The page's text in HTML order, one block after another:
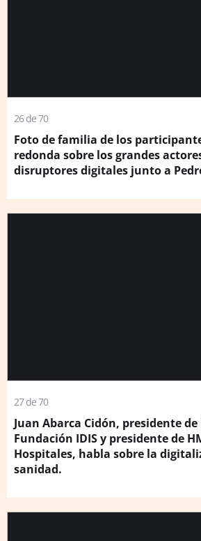
26 de 70
Foto de familia de los
redonda sobre los grandes
disruptores digitales junto a
27 de 70
Juan Abarca Cidón, presidente de
Fundación IDIS y presidente de
Hospitales, habla sobre la
sanidad.